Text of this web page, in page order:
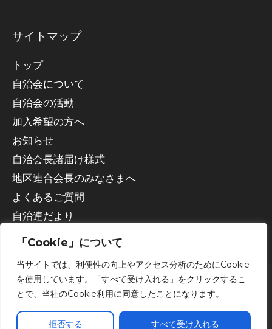
「Cookie」について
当サイトでは、利便性の向上やアクセス分析のためにCookie
を使用しています。「すべて受け入れる」をクリックするこ
とで、当社のCookie利用に同意したことになります。
拒否する すべて受け入れる
サイトマップ
トップ
自治会について
自治会の活動
加入希望の方へ
お知らせ
自治会長諸届け様式
地区連合会長のみなさまへ
よくあるご質問
自治連だより